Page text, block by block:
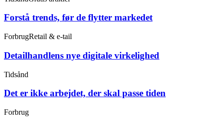
Forstå trends, før de flytter markedet
ForbrugRetail & e-tail
Detailhandlens nye digitale virkelighed
Tidsånd
Det er ikke arbejdet, der skal passe tiden
Forbrug